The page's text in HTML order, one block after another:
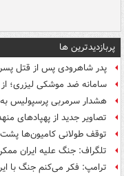
پربازدیدترین ها
پدر شاهرودی پس از قتل
سامانه ضد موشکی لیزری؛
هشدار سرمربی پرسپولیس
تصاویر جدید از پهپادهای
توقف طولانی کامیون‌ها
تلگراف: جنگ علیه ایران
ترامپ: فکر می‌کنم جنگ با